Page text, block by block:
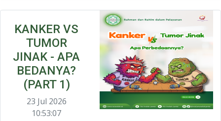
KANKER VS
TUMOR
JINAK - APA
BEDANYA?
(PART 1)
23 Jul 2026
10:53:07